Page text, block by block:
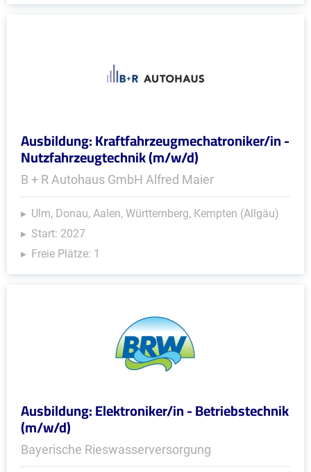
Ausbildung: Kraftfahrzeugmechatroniker/in -
Nutzfahrzeugtechnik (m/w/d)
B + R Autohaus GmbH Alfred Maier
Ulm, Donau, Aalen, Württemberg, Kempten (Allgäu)
Start: 2027
Freie Plätze: 1
Ausbildung: Elektroniker/in - Betriebstechnik
(m/w/d)
Bayerische Rieswasserversorgung